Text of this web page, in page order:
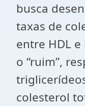
busca
taxas de
entre HDL e
o “ruim”,
colesterol